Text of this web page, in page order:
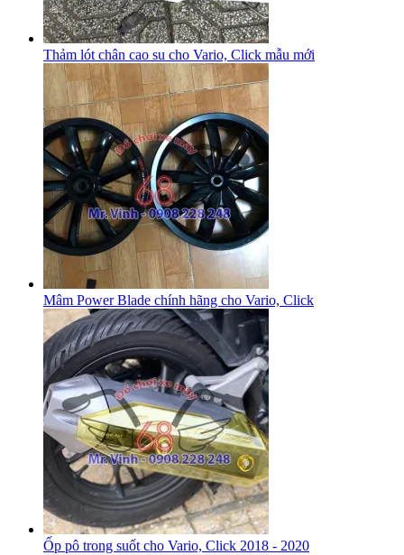
Thảm lót chân cao su cho Vario, Click mẫu mới
Mâm Power Blade chính hãng cho Vario, Click
Ốp pô trong suốt cho Vario, Click 2018 - 2020